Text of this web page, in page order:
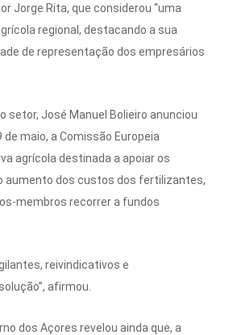
Jorge Rita, que considerou “uma
regional, destacando a sua
de representação dos empresários
setor, José Manuel Bolieiro anunciou
de maio, a Comissão Europeia
agrícola destinada a apoiar os
aumento dos custos dos fertilizantes,
membros recorrer a fundos
reivindicativos e
afirmou.
dos Açores revelou ainda que, a